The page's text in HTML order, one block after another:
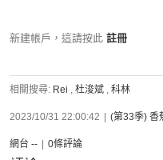
新建帳戶，這請按此 註冊
相關搜尋: Rei , 杜浚斌 , 科林
2023/10/31 22:00:42 (第33季) 香
網台 -- 0條評論